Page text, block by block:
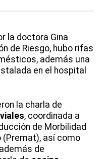
la doctora Gina
de Riesgo, hubo rifas
además una
en el hospital
la charla de
, coordinada a
de Morbilidad
así como
de